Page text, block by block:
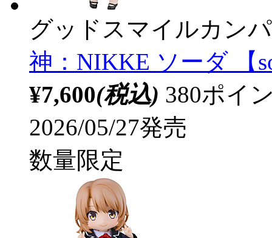
グッドスマイルカン
神：NIKKE ソーダ 【
¥7,600(税込) 380ポイ
2026/05/27発売
数量限定